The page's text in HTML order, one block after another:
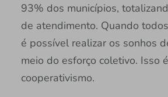
93% dos municípios,
de atendimento. Quando
é possível realizar os sonhos
meio do esforço coletivo. Isso
cooperativismo.